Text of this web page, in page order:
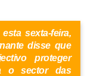
sexta-feira,
disse que
proteger
o sector das